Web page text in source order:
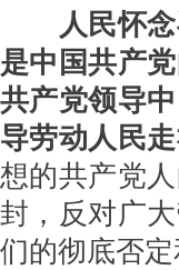
人民怀
是中国共产
共产党领导
导劳动人民
想的共产党
封，反对广
们的彻底否定